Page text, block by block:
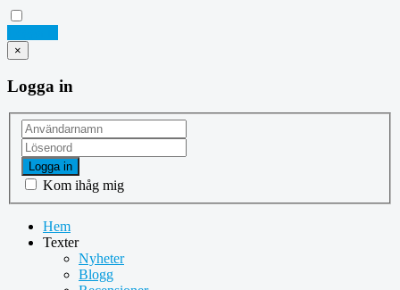
×
Logga in
Logga in
Kom ihåg mig
Hem
Texter
Nyheter
Blogg